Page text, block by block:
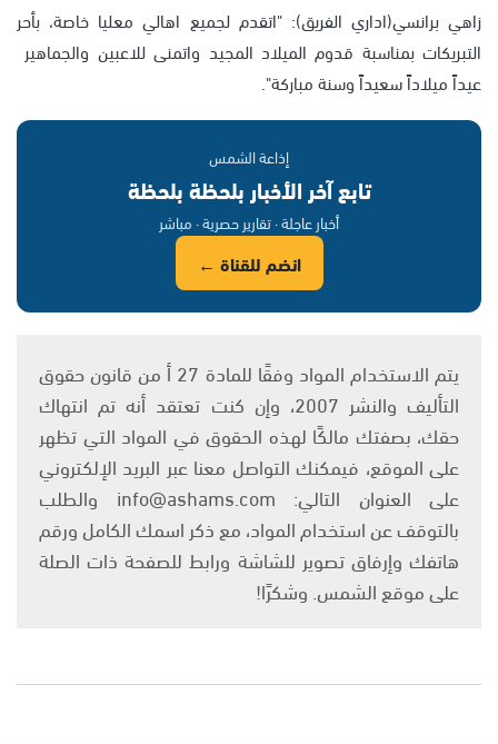
زاهي برانسي(اداري الفريق): "اتقدم لجميع اهالي معليا خاصة، بأحر
التبريكات بمناسبة قدوم الميلاد المجيد واتمنى للاعبين والجماهير
عيداً ميلاداً سعيداً وسنة مباركة".
إذاعة الشمس
تابع آخر الأخبار بلحظة بلحظة
أخبار عاجلة · تقارير حصرية · مباشر
انضم للقناة ←
يتم الاستخدام المواد وفقًا للمادة 27 أ من قانون حقوق
التأليف والنشر 2007، وإن كنت تعتقد أنه تم انتهاك
حقك، بصفتك مالكًا لهذه الحقوق في المواد التي تظهر
على الموقع، فيمكنك التواصل معنا عبر البريد الإلكتروني
على العنوان التالي: info@ashams.com والطلب
بالتوقف عن استخدام المواد، مع ذكر اسمك الكامل ورقم
هاتفك وإرفاق تصوير للشاشة ورابط للصفحة ذات الصلة
على موقع الشمس. وشكرًا!